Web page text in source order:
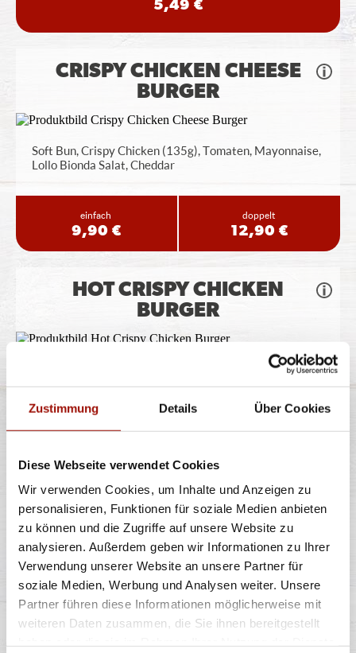
Zustimmung Details Über Cookies
Diese Webseite verwendet Cookies
Wir verwenden Cookies, um Inhalte und Anzeigen zu
personalisieren, Funktionen für soziale Medien anbieten
zu können und die Zugriffe auf unsere Website zu
analysieren. Außerdem geben wir Informationen zu Ihrer
Verwendung unserer Website an unsere Partner für
soziale Medien, Werbung und Analysen weiter. Unsere
Partner führen diese Informationen möglicherweise mit
weiteren Daten zusammen, die Sie ihnen bereitgestellt
5,49 €
CRISPY CHICKEN CHEESE
BURGER
Soft Bun, Crispy Chicken (135g), Tomaten, Mayonnaise,
Lollo Bionda Salat, Cheddar
einfach
9,90 €
doppelt
12,90 €
HOT CRISPY CHICKEN
BURGER
Soft Bun, Crispy Chicken (135g), Tomaten, Lollo Bionda
Salat, Jalapeños, Chili...mehr
einfach doppelt
CAJUN CRISPY CHICKEN
BURGER
Soft Bun, Crispy Chicken (135g), Tomaten, rote
Zwiebeln, Lollo Bionda Salat, Bacon,...mehr